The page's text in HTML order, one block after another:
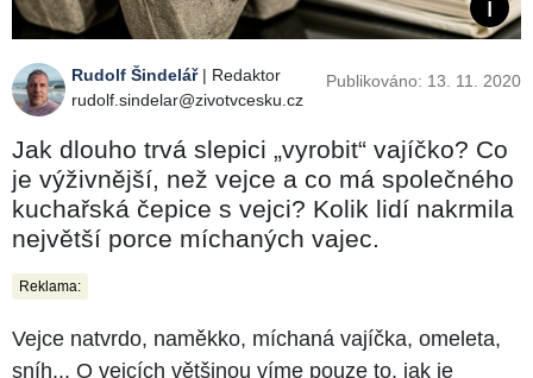
Rudolf Šindelář| Redaktor
rudolf.sindelar@zivotvcesku.cz
Publikováno: 13. 11. 2020
Jak dlouho trvá slepici „vyrobit“ vajíčko? Co
je výživnější, než vejce a co má společného
kuchařská čepice s vejci? Kolik lidí nakrmila
největší porce míchaných vajec.
Reklama:
Vejce natvrdo, naměkko, míchaná vajíčka, omeleta,
sníh... O vejcích většinou víme pouze to, jak je